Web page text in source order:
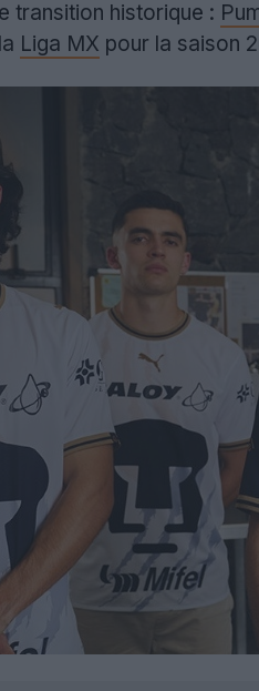
transition historique :
Liga MX pour la saison